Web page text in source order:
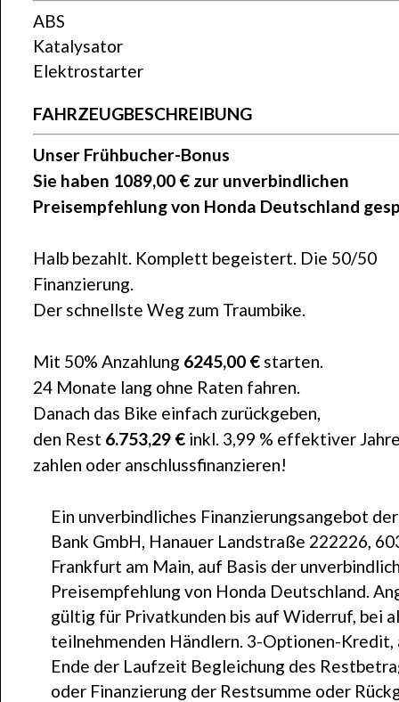
ABS
Katalysator
Elektrostarter
FAHRZEUGBESCHREIBUNG
Unser Frühbucher-Bonus
Sie haben 1089,00 € zur unverbindlichen
Preisempfehlung von Honda Deutschland
Halb bezahlt. Komplett begeistert. Die 50/50
Finanzierung.
Der schnellste Weg zum Traumbike.
Mit 50% Anzahlung 6245,00 € starten.
24 Monate lang ohne Raten fahren.
Danach das Bike einfach zurückgeben,
den Rest 6.753,29 € inkl. 3,99 % effektiver
zahlen oder anschlussfinanzieren!
Ein unverbindliches Finanzierungsangebot
Bank GmbH, Hanauer Landstraße 222226,
Frankfurt am Main, auf Basis der
Preisempfehlung von Honda Deutschland.
gültig für Privatkunden bis auf Widerruf, bei
teilnehmenden Händlern. 3-Optionen-Kredit,
Ende der Laufzeit Begleichung des
oder Finanzierung der Restsumme oder